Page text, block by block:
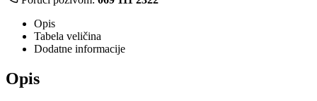
Opis
Tabela veličina
Dodatne informacije
Opis